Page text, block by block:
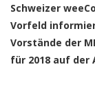
Schweizer
Vorfeld
Vorstände der
für 2018 auf der